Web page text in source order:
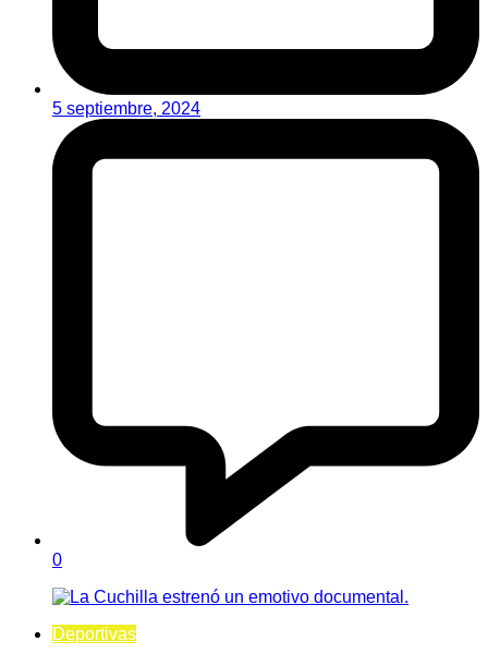
5 septiembre, 2024
0
Deportivas